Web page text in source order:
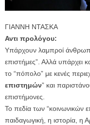
ΓΙΑΝΝΗ ΝΤΑΣΚΑ
Αντι προλόγου:
Υπάρχουν λαμπροί
επιστήμες”. Αλλά υπάρχει
το “πόπολο” με κενές
επιστημών” και
επιστήμονες.
Το πεδία των “κοινωνικών
παιδαγωγική, η ιστορία, η